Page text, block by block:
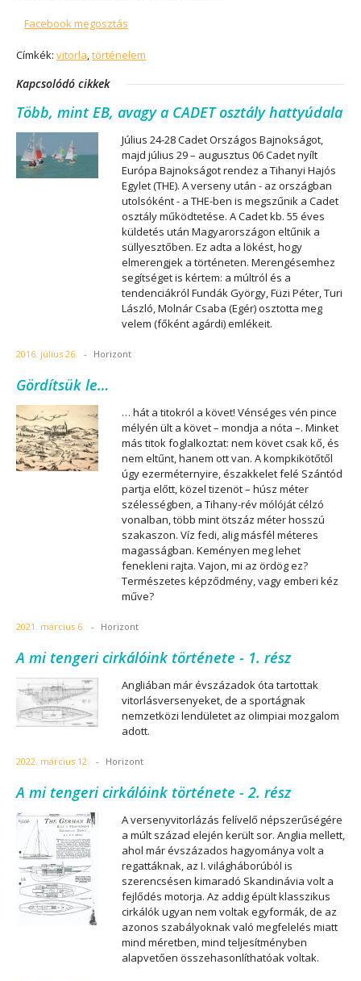
Facebook megosztás
Címkék: vitorla,történelem
Kapcsolódó cikkek
Több, mint EB, avagy a CADET osztály hattyúdala
Július 24-28 Cadet Országos Bajnokságot,
majd július 29 – augusztus 06 Cadet nyílt
Európa Bajnokságot rendez a Tihanyi Hajós
Egylet (THE). A verseny után - az országban
utolsóként - a THE-ben is megszűnik a Cadet
osztály működtetése. A Cadet kb. 55 éves
küldetés után Magyarországon eltűnik a
süllyesztőben. Ez adta a lökést, hogy
elmerengjek a történeten. Merengésemhez
segítséget is kértem: a múltról és a
tendenciákról Fundák György, Füzi Péter, Turi
László, Molnár Csaba (Egér) osztotta meg
velem (főként agárdi) emlékeit.
2016. július 26. - Horizont
Gördítsük le…
… hát a titokról a követ! Vénséges vén pince
mélyén ült a követ – mondja a nóta –. Minket
más titok foglalkoztat: nem követ csak kő, és
nem eltűnt, hanem ott van. A kompkikötőtől
úgy ezerméternyire, északkelet felé Szántód
partja előtt, közel tizenöt – húsz méter
szélességben, a Tihany-rév mólóját célzó
vonalban, több mint ötszáz méter hosszú
szakaszon. Víz fedi, alig másfél méteres
magasságban. Keményen meg lehet
fenekleni rajta. Vajon, mi az ördög ez?
Természetes képződmény, vagy emberi kéz
műve?
2021. március 6. - Horizont
A mi tengeri cirkálóink története - 1. rész
Angliában már évszázadok óta tartottak
vitorlásversenyeket, de a sportágnak
nemzetközi lendületet az olimpiai mozgalom
adott.
2022. március 12. - Horizont
A mi tengeri cirkálóink története - 2. rész
A versenyvitorlázás felívelő népszerűségére
a múlt század elején került sor. Anglia mellett,
ahol már évszázados hagyománya volt a
regattáknak, az I. világháborúból is
szerencsésen kimaradó Skandinávia volt a
fejlődés motorja. Az addig épült klasszikus
cirkálók ugyan nem voltak egyformák, de az
azonos szabályoknak való megfelelés miatt
mind méretben, mind teljesítményben
alapvetően összehasonlíthatóak voltak.